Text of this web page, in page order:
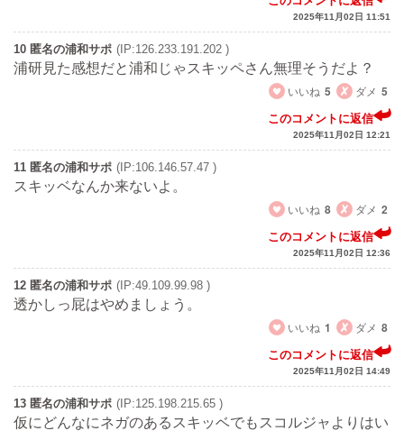
2025年11月02日 11:51
10 匿名の浦和サポ (IP:126.233.191.202 )
浦研見た感想だと浦和じゃスキッペさん無理そうだよ？
いいね 5 ダメ 5
このコメントに返信
2025年11月02日 12:21
11 匿名の浦和サポ (IP:106.146.57.47 )
スキッベなんか来ないよ。
いいね 8 ダメ 2
このコメントに返信
2025年11月02日 12:36
12 匿名の浦和サポ (IP:49.109.99.98 )
透かしっ屁はやめましょう。
いいね 1 ダメ 8
このコメントに返信
2025年11月02日 14:49
13 匿名の浦和サポ (IP:125.198.215.65 )
仮にどんなにネガのあるスキッベでもスコルジャよりはい